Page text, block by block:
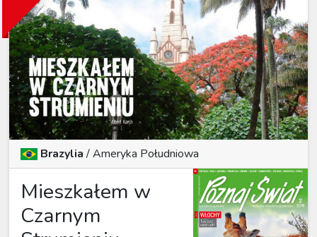
Brazylia/Ameryka Południowa
Mieszkałem w
Czarnym